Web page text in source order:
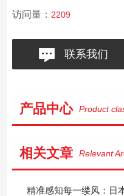
访问量： 2209
联系我们
产品中心 Product
相关文章 Relevant